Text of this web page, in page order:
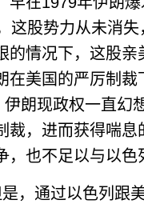
这股势力从未消
的情况下，这股亲
在美国的严厉制裁
伊朗现政权一直
裁，进而获得喘
，也不足以与以色
通过以色列跟美